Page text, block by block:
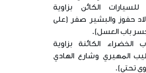
الكائن بزاوية
حفوز والبشير صفر (على
باب العسل).
الخضراء الكائنة بزاوية
المهيري وشارع الهادي
تحتي).